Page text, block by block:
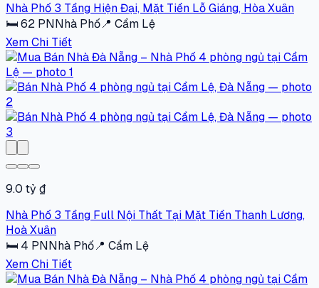
Nhà Phố 3 Tầng Hiện Đại, Mặt Tiền Lỗ Giáng, Hòa Xuân
🛏62 PNNhà Phố📍 Cẩm Lệ
Xem Chi Tiết
9.0 tỷ ₫
Nhà Phố 3 Tầng Full Nội Thất Tại Mặt Tiền Thanh Lương,
Hoà Xuân
🛏 4 PNNhà Phố📍 Cẩm Lệ
Xem Chi Tiết